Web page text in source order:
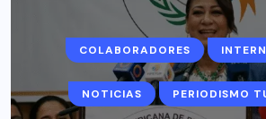
COLABORADORES
NOTICIAS PERIODISMO